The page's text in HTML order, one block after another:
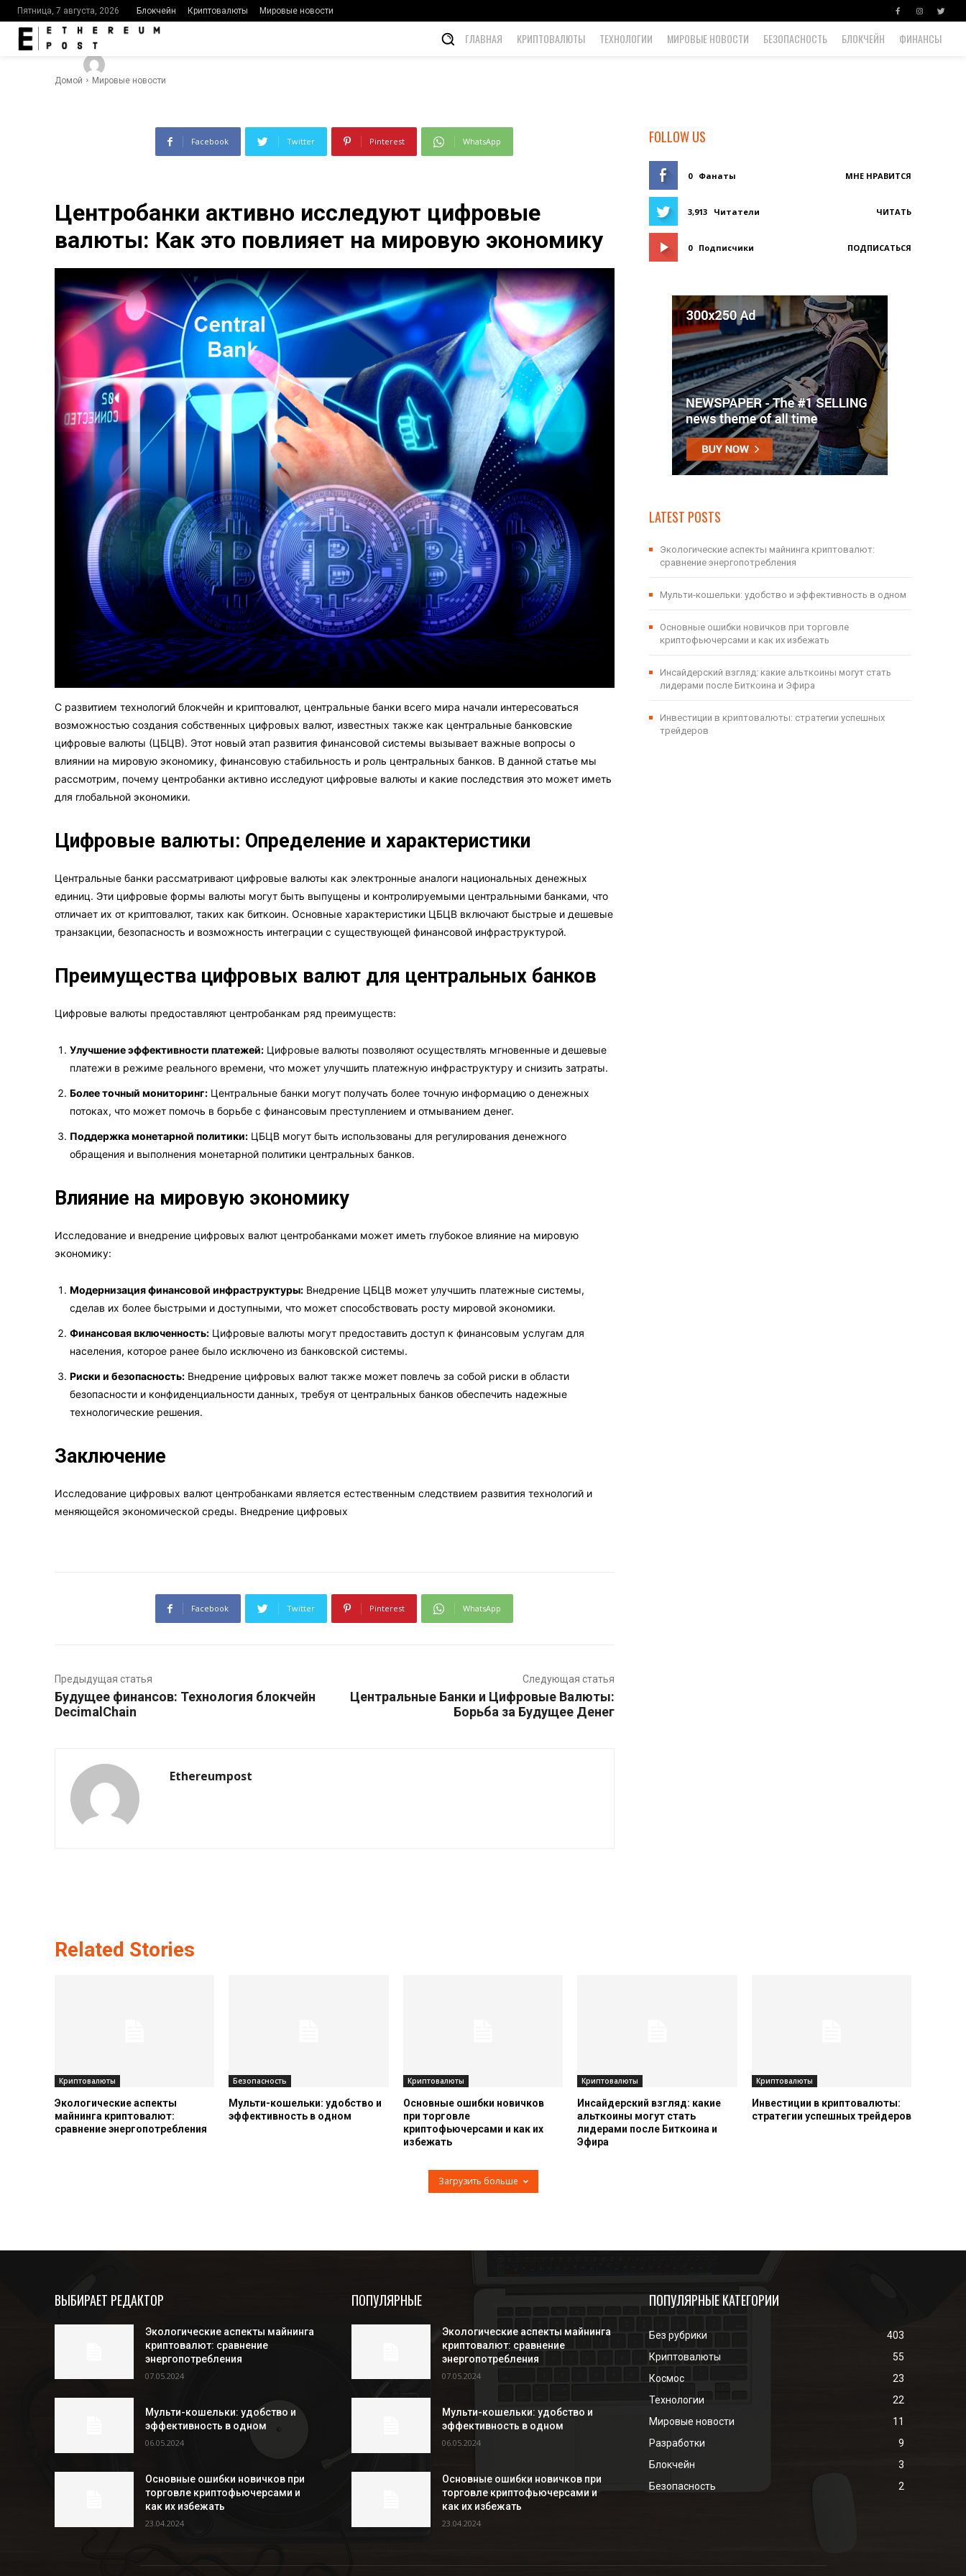
Пятница, 7 августа, 2026 Блокчейн Криптовалюты Мировые новости
ГЛАВНАЯ КРИПТОВАЛЮТЫ ТЕХНОЛОГИИ МИРОВЫЕ НОВОСТИ БЕЗОПАСНОСТЬ БЛОКЧЕЙН ФИНАНСЫ
Домой Мировые новости
мировую экономику
Facebook Twitter Pinterest WhatsApp
Центробанки активно исследуют цифровые
валюты: Как это повлияет на мировую экономику
С развитием технологий блокчейн и криптовалют, центральные банки всего мира начали интересоваться
возможностью создания собственных цифровых валют, известных также как центральные банковские
цифровые валюты (ЦБЦВ). Этот новый этап развития финансовой системы вызывает важные вопросы о
влиянии на мировую экономику, финансовую стабильность и роль центральных банков. В данной статье мы
рассмотрим, почему центробанки активно исследуют цифровые валюты и какие последствия это может иметь
для глобальной экономики.
Цифровые валюты: Определение и характеристики
Центральные банки рассматривают цифровые валюты как электронные аналоги национальных денежных
единиц. Эти цифровые формы валюты могут быть выпущены и контролируемыми центральными банками, что
отличает их от криптовалют, таких как биткоин. Основные характеристики ЦБЦВ включают быстрые и дешевые
транзакции, безопасность и возможность интеграции с существующей финансовой инфраструктурой.
Преимущества цифровых валют для центральных банков
Цифровые валюты предоставляют центробанкам ряд преимуществ:
Улучшение эффективности платежей: Цифровые валюты позволяют осуществлять мгновенные и дешевые
платежи в режиме реального времени, что может улучшить платежную инфраструктуру и снизить затраты.
Более точный мониторинг: Центральные банки могут получать более точную информацию о денежных
потоках, что может помочь в борьбе с финансовым преступлением и отмыванием денег.
Поддержка монетарной политики: ЦБЦВ могут быть использованы для регулирования денежного
обращения и выполнения монетарной политики центральных банков.
Влияние на мировую экономику
Исследование и внедрение цифровых валют центробанками может иметь глубокое влияние на мировую
экономику:
Модернизация финансовой инфраструктуры: Внедрение ЦБЦВ может улучшить платежные системы,
сделав их более быстрыми и доступными, что может способствовать росту мировой экономики.
Финансовая включенность: Цифровые валюты могут предоставить доступ к финансовым услугам для
населения, которое ранее было исключено из банковской системы.
Риски и безопасность: Внедрение цифровых валют также может повлечь за собой риски в области
безопасности и конфиденциальности данных, требуя от центральных банков обеспечить надежные
технологические решения.
Заключение
Исследование цифровых валют центробанками является естественным следствием развития технологий и
меняющейся экономической среды. Внедрение цифровых
Facebook Twitter Pinterest WhatsApp
Предыдущая статья
Будущее финансов: Технология блокчейн
DecimalChain
Следующая статья
Центральные Банки и Цифровые Валюты:
Борьба за Будущее Денег
Ethereumpost
FOLLOW US
0 Фанаты МНЕ НРАВИТСЯ
3,913 Читатели ЧИТАТЬ
0 Подписчики ПОДПИСАТЬСЯ
LATEST POSTS
Экологические аспекты майнинга криптовалют:
сравнение энергопотребления
Мульти-кошельки: удобство и эффективность в одном
Основные ошибки новичков при торговле
криптофьючерсами и как их избежать
Инсайдерский взгляд: какие альткоины могут стать
лидерами после Биткоина и Эфира
Инвестиции в криптовалюты: стратегии успешных
трейдеров
Related Stories
Криптовалюты
Экологические аспекты
майнинга криптовалют:
сравнение энергопотребления
Безопасность
Мульти-кошельки: удобство и
эффективность в одном
Криптовалюты
Основные ошибки новичков
при торговле
криптофьючерсами и как их
избежать
Криптовалюты
Инсайдерский взгляд: какие
альткоины могут стать
лидерами после Биткоина и
Эфира
Криптовалюты
Инвестиции в криптовалюты:
стратегии успешных трейдеров
Загрузить больше
ВЫБИРАЕТ РЕДАКТОР
Экологические аспекты майнинга
криптовалют: сравнение
энергопотребления
07.05.2024
Мульти-кошельки: удобство и
эффективность в одном
06.05.2024
Основные ошибки новичков при
торговле криптофьючерсами и
как их избежать
23.04.2024
ПОПУЛЯРНЫЕ
Экологические аспекты майнинга
криптовалют: сравнение
энергопотребления
07.05.2024
Мульти-кошельки: удобство и
эффективность в одном
06.05.2024
Основные ошибки новичков при
торговле криптофьючерсами и
как их избежать
23.04.2024
ПОПУЛЯРНЫЕ КАТЕГОРИИ
Без рубрики
403
Криптовалюты
55
Космос
23
Технологии
22
Мировые новости
11
Разработки
9
Блокчейн
3
Безопасность
2